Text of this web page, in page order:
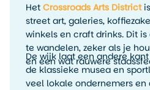
Het Crossroads Arts District
street art, galeries,
winkels en craft drinks. Dit
te wandelen, zeker als je
en een wat rauwere
De wijk laat een andere
de klassieke musea en
veel lokale ondernemers